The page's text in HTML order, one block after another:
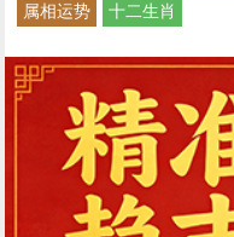
属相运势
十二生肖